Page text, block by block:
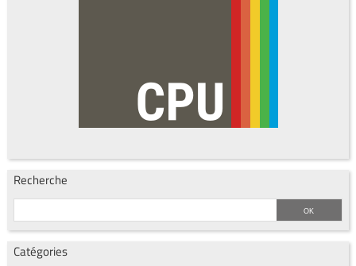
Recherche
Catégories